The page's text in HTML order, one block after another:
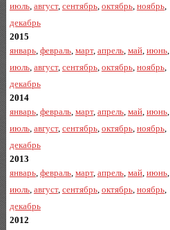
июль, август, сентябрь, октябрь, ноябрь,
декабрь
2015
январь, февраль, март, апрель, май, июнь,
июль, август, сентябрь, октябрь, ноябрь,
декабрь
2014
январь, февраль, март, апрель, май, июнь,
июль, август, сентябрь, октябрь, ноябрь,
декабрь
2013
январь, февраль, март, апрель, май, июнь,
июль, август, сентябрь, октябрь, ноябрь,
декабрь
2012